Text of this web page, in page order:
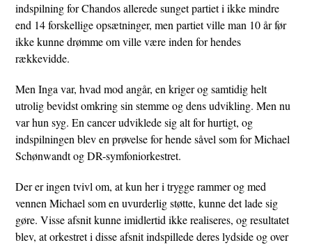
indspilning for Chandos allerede sunget partiet i ikke mindre
end 14 forskellige opsætninger, men partiet ville man 10 år før
ikke kunne drømme om ville være inden for hendes
rækkevidde.
Men Inga var, hvad mod angår, en kriger og samtidig helt
utrolig bevidst omkring sin stemme og dens udvikling. Men nu
var hun syg. En cancer udviklede sig alt for hurtigt, og
indspilningen blev en prøvelse for hende såvel som for Michael
Schønwandt og DR-symfoniorkestret.
Der er ingen tvivl om, at kun her i trygge rammer og med
vennen Michael som en uvurderlig støtte, kunne det lade sig
gøre. Visse afsnit kunne imidlertid ikke realiseres, og resultatet
blev, at orkestret i disse afsnit indspillede deres lydside og over